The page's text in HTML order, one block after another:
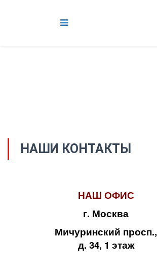
НАШИ КОНТАКТЫ
НАШ ОФИС
г. Москва
Мичуринский просп.,
д. 34, 1 этаж